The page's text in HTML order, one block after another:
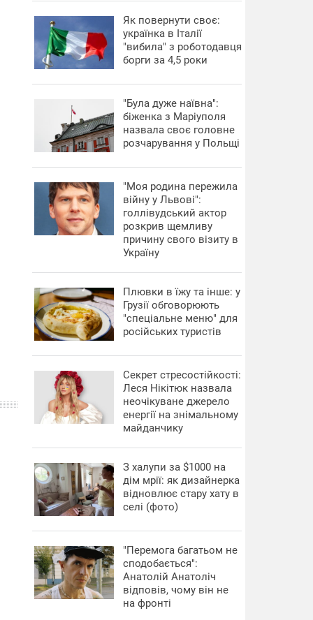
​Як повернути своє:
українка в Італії
"вибила" з роботодавця
борги за 4,5 роки
"Була дуже наївна":
біженка з Маріуполя
назвала своє головне
розчарування у Польщі
"Моя родина пережила
війну у Львові":
голлівудський актор
розкрив щемливу
причину свого візиту в
Україну
Плювки в їжу та інше: у
Грузії обговорюють
"спеціальне меню" для
російських туристів
Секрет стресостійкості:
Леся Нікітюк назвала
неочікуване джерело
енергії на знімальному
майданчику
З халупи за $1000 на
дім мрії: як дизайнерка
відновлює стару хату в
селі (фото)
"Перемога багатьом не
сподобається":
Анатолій Анатоліч
відповів, чому він не
на фронті